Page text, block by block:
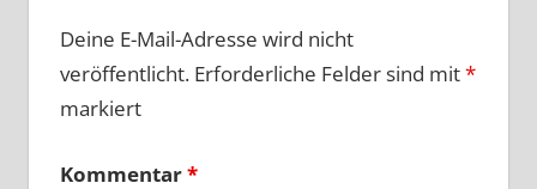
Deine E-Mail-Adresse wird nicht
veröffentlicht. Erforderliche Felder sind mit*
markiert
Kommentar*